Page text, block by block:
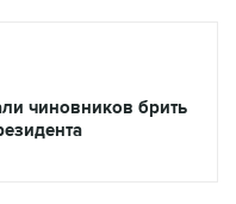
чиновников брить